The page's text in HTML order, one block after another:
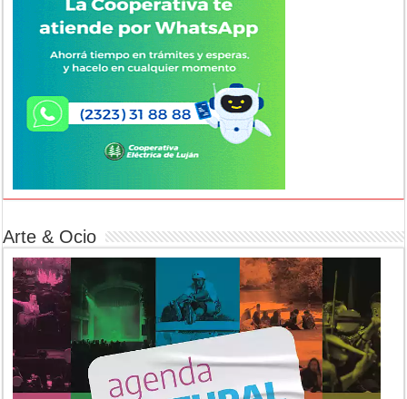
Arte & Ocio